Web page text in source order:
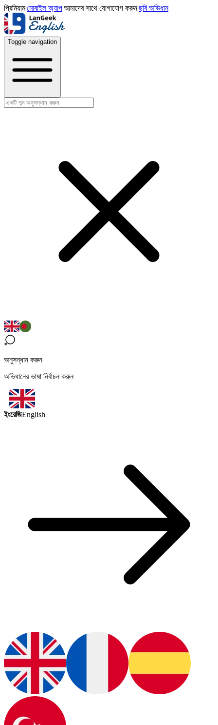
প্রিমিয়াম|মোবাইল অ্যাপ|আমাদের সাথে যোগাযোগ করুন|ছবি অভিধান
Toggle navigation
অনুসন্ধান করুন
অভিধানের ভাষা নির্বাচন করুন
ইংরেজিEnglish